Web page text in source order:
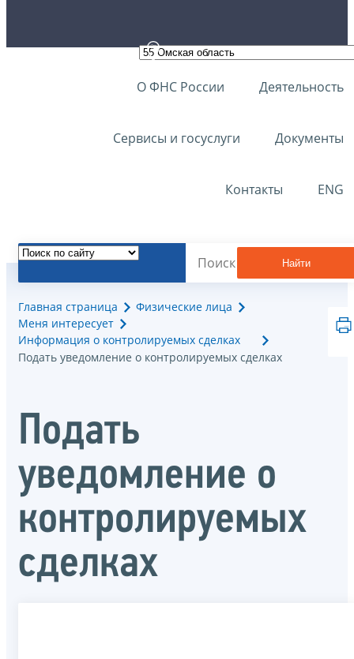
О ФНС России Деятельность
Сервисы и госуслуги Документы
Контакты ENG
Найти
Главная страница
Физические лица
Меня интересует
Информация о контролируемых сделках
Подать уведомление о контролируемых сделках
Подать
уведомление о
контролируемых
сделках